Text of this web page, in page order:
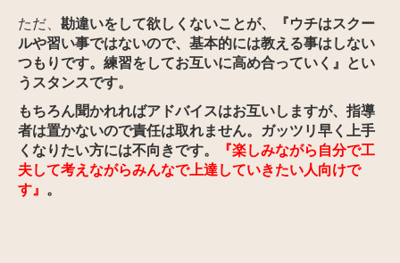
ただ、 勘違いをして欲しくないことが、『ウチはスクー
ルや習い事ではないので、基本的には教える事はしない
つもりです。練習をしてお互いに高め合っていく』とい
うスタンスです。
もちろん聞かれればアドバイスはお互いしますが、指導
者は置かないので責任は取れません。ガッツリ早く上手
くなりたい方には不向きです。
『楽しみながら自分で工
夫して考えながらみんなで上達していきたい人向けで
す』 。